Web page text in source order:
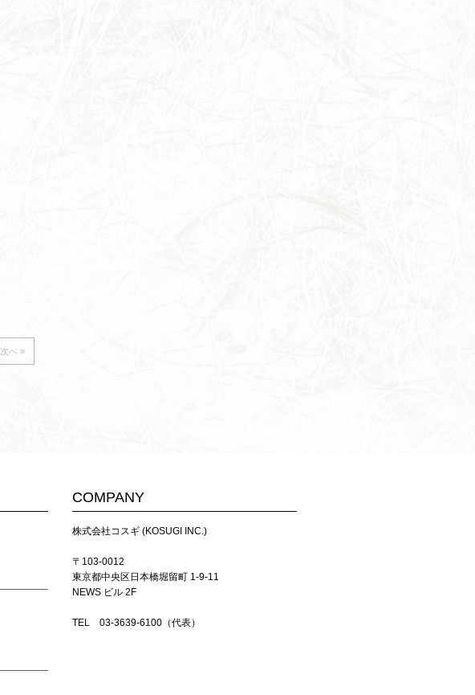
次へ »
COMPANY
株式会社コスギ (KOSUGI INC.)
〒103-0012
東京都中央区日本橋堀留町 1-9-11
NEWS ビル 2F
TEL 03-3639-6100（代表）